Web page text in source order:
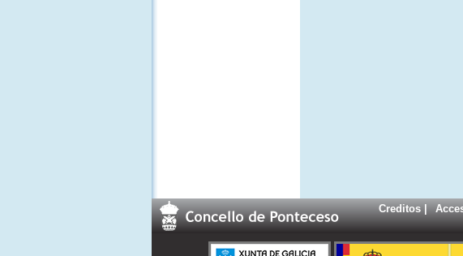
Creditos|